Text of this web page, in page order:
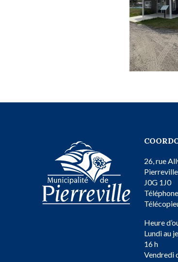
26, rue
J0G 1J0
Heure
Lundi au
16 h
Vendredi